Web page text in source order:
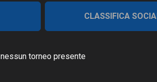
CLASSIFICA
nessun torneo presente